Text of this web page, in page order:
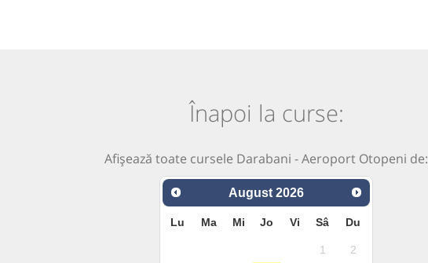
Înapoi la curse:
Afișează toate cursele Darabani - Aeroport Otopeni de:
August 2026
Lu Ma Mi Jo Vi Sâ Du
1 2